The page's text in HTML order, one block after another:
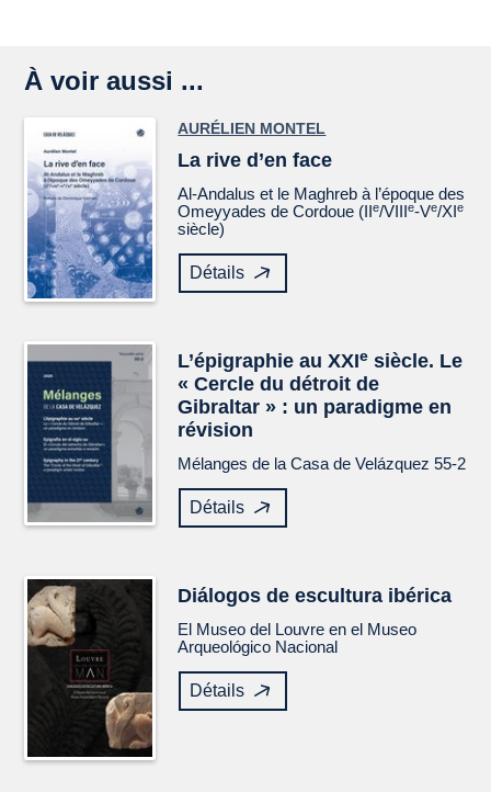
À voir aussi ...
AURÉLIEN MONTEL
La rive d’en face
Al-Andalus et le Maghreb à l’époque des
Omeyyades de Cordoue (IIe/VIIIe-Ve/XIe
siècle)
Détails
L’épigraphie au XXIe siècle. Le
« Cercle du détroit de
Gibraltar » : un paradigme en
révision
Mélanges de la Casa de Velázquez 55-2
Détails
Diálogos de escultura ibérica
El Museo del Louvre en el Museo
Arqueológico Nacional
Détails